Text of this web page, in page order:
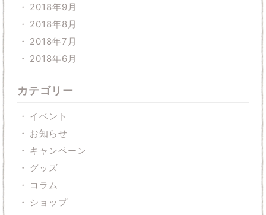
2018年9月
2018年8月
2018年7月
2018年6月
カテゴリー
イベント
お知らせ
キャンペーン
グッズ
コラム
ショップ